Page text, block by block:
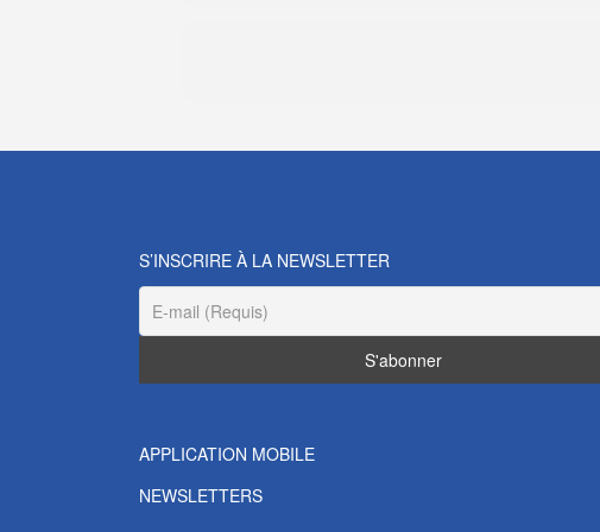
S’INSCRIRE À LA NEWSLETTER
APPLICATION MOBILE
NEWSLETTERS